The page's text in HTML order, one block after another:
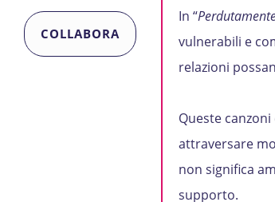
COLLABORA
In “
vulnerabili e
relazioni
Queste
attraversare
non significa
supporto.